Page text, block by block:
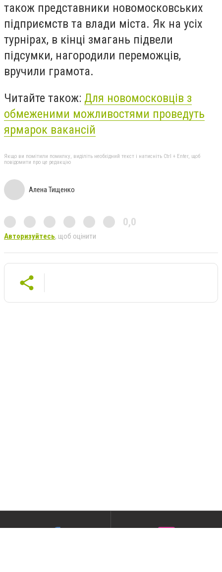
також представники новомосковських
підприємств та влади міста. Як на усіх
турнірах, в кінці змагань підвели
підсумки, нагородили переможців,
вручили грамота.
Читайте також: Для новомосковців з
обмеженими можливостями проведуть
ярмарок вакансій
Якщо ви помітили помилку, виділіть необхідний текст і натисніть Ctrl + Enter, щоб
повідомити про це редакцію
Алена Тищенко
0,0
Авторизуйтесь, щоб оцінити